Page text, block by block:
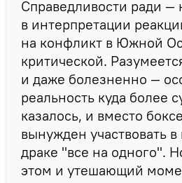
Справедливости ради —
в интерпретации
на конфликт в Южной
критической.
и даже болезненно —
реальность куда более
казалось, и вместо
вынужден участвовать
драке "все на одного".
этом и утешающий